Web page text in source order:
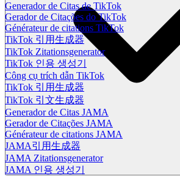
Generador de Citas de TikTok
Gerador de Citações do TikTok
Générateur de citations TikTok
TikTok 引用生成器
TikTok Zitationsgenerator
TikTok 인용 생성기
Công cụ trích dẫn TikTok
TikTok 引用生成器
TikTok 引文生成器
Generador de Citas JAMA
Gerador de Citações JAMA
Générateur de citations JAMA
JAMA引用生成器
JAMA Zitationsgenerator
JAMA 인용 생성기